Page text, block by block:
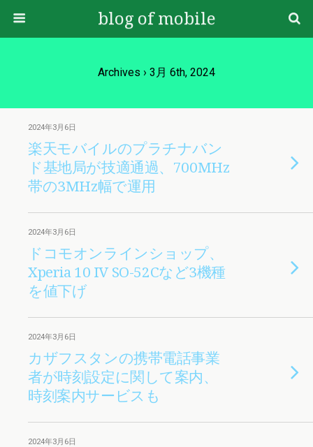
blog of mobile
Archives › 3月 6th, 2024
2024年3月6日
楽天モバイルのプラチナバン
ド基地局が技適通過、700MHz
帯の3MHz幅で運用
2024年3月6日
ドコモオンラインショップ、
Xperia 10 IV SO-52Cなど3機種
を値下げ
2024年3月6日
カザフスタンの携帯電話事業
者が時刻設定に関して案内、
時刻案内サービスも
2024年3月6日